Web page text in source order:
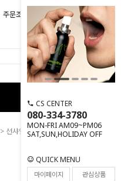
주문조회 마이페이지
CS CENTER
080-334-3780
MON-FRI AM09~PM06
SAT,SUN,HOLIDAY OFF
QUICK MENU
마이페이지
관심상품
> 선샤인 UV 솔루션 에센스
98